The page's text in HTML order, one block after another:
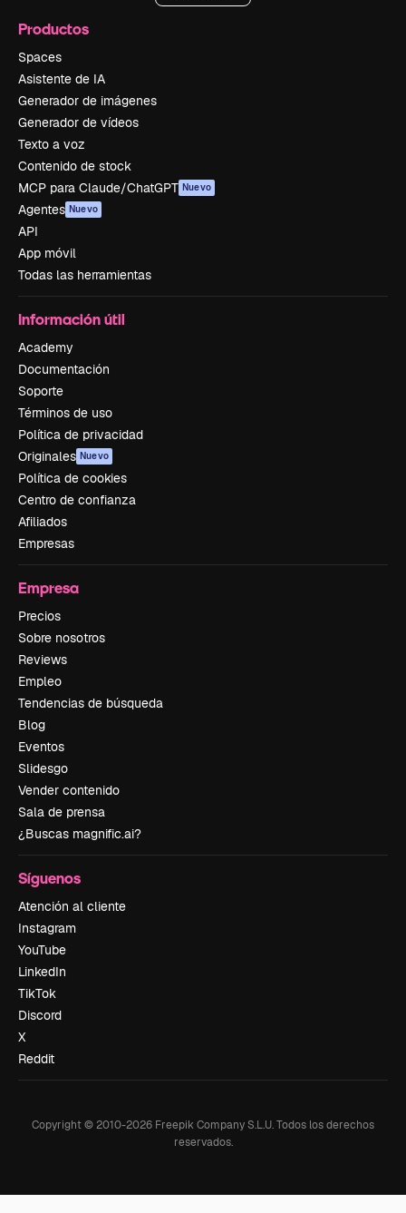
Productos
Spaces
Asistente de IA
Generador de imágenes
Generador de vídeos
Texto a voz
Contenido de stock
MCP para Claude/ChatGPT Nuevo
Agentes Nuevo
API
App móvil
Todas las herramientas
Información útil
Academy
Documentación
Soporte
Términos de uso
Política de privacidad
Originales Nuevo
Política de cookies
Centro de confianza
Afiliados
Empresas
Empresa
Precios
Sobre nosotros
Reviews
Empleo
Tendencias de búsqueda
Blog
Eventos
Slidesgo
Vender contenido
Sala de prensa
¿Buscas magnific.ai?
Síguenos
Atención al cliente
Instagram
YouTube
LinkedIn
TikTok
Discord
X
Reddit
Copyright © 2010-2026 Freepik Company S.L.U.Todos los derechos
reservados.